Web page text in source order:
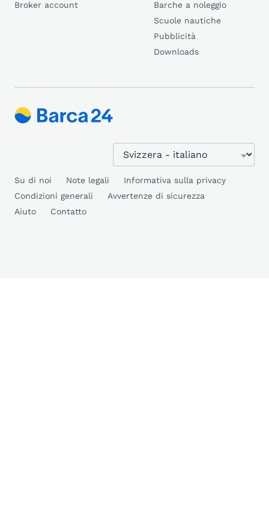
Broker account
Barche a noleggio
Scuole nautiche
Pubblicità
Downloads
Su di noi Note legali
Informativa sulla privacy
Condizioni generali
Avvertenze di sicurezza
Aiuto
Contatto